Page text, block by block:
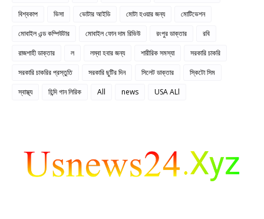
বিশ্বকাপ
ভিসা ভোটার আইডি মোটা হওয়ার জন্য
মোটিভেশন
মোবাইল এন্ড কম্পিউটার
মোবাইল ফোন দাম রিভিউ রংপুর ডাক্তার
রবি
রাজশাহী ডাক্তার
ল লম্বা হবার জন্য শারীরিক সমস্যা
সরকারি চাকরি
সরকারি চাকরির প্রস্তুতি
সরকারি ছুটির দিন সিলেট ডাক্তার
স্কিটো সিম
স্বাস্থ্য
হিন্দি গান লিরিক All news USA ALl